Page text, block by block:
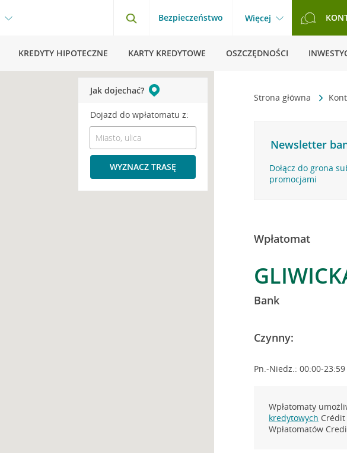
Bezpieczeństwo Więcej
KREDYTY HIPOTECZNE KARTY KREDYTOWE OSZCZĘDNOŚCI
Strona główna
Newsletter
Dołącz do grona
promocjami
Wpłatomat
Bank
Czynny:
Pn.-Niedz.: 00:00-23:59
Wpłatomaty
kredytowych
Wpłatomatów
Jak dojechać?
Dojazd do wpłatomatu z:
WYZNACZ TRASĘ